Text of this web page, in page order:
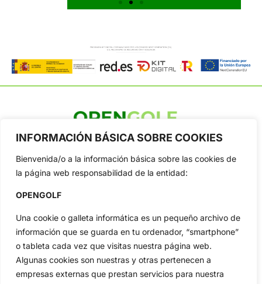
INFORMACIÓN BÁSICA SOBRE COOKIES
Bienvenida/o a la información básica sobre las cookies de
la página web responsabilidad de la entidad:
OPENGOLF
Una cookie o galleta informática es un pequeño archivo de
información que se guarda en tu ordenador, “smartphone”
o tableta cada vez que visitas nuestra página web.
Algunas cookies son nuestras y otras pertenecen a
empresas externas que prestan servicios para nuestra
OpenGolf ofrece toda la actualidad, información del golf
Jon Rahm, LIV Golf, PGA Tour, Ryder Cup, DP World Tour, LPGA
Tour...
Categorias
Actualidad
Amateurs
Circuitos
Especiales
Ryder Cup
Reglas
Vídeos
De Interés